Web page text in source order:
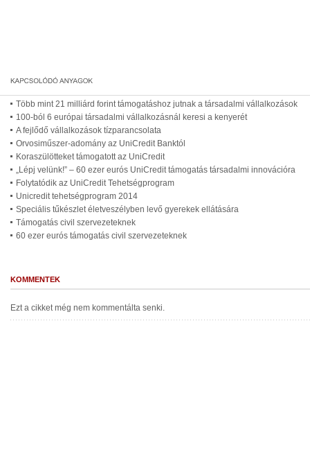
Több mint 21 milliárd forint támogatáshoz jutnak a társadalmi vállalkozások
100-ból 6 európai társadalmi vállalkozásnál keresi a kenyerét
A fejlődő vállalkozások tízparancsolata
Orvosiműszer-adomány az UniCredit Banktól
Koraszülötteket támogatott az UniCredit
„Lépj velünk!” – 60 ezer eurós UniCredit támogatás társadalmi innovációra
Folytatódik az UniCredit Tehetségprogram
Unicredit tehetségprogram 2014
Speciális tűkészlet életveszélyben levő gyerekek ellátására
Támogatás civil szervezeteknek
60 ezer eurós támogatás civil szervezeteknek